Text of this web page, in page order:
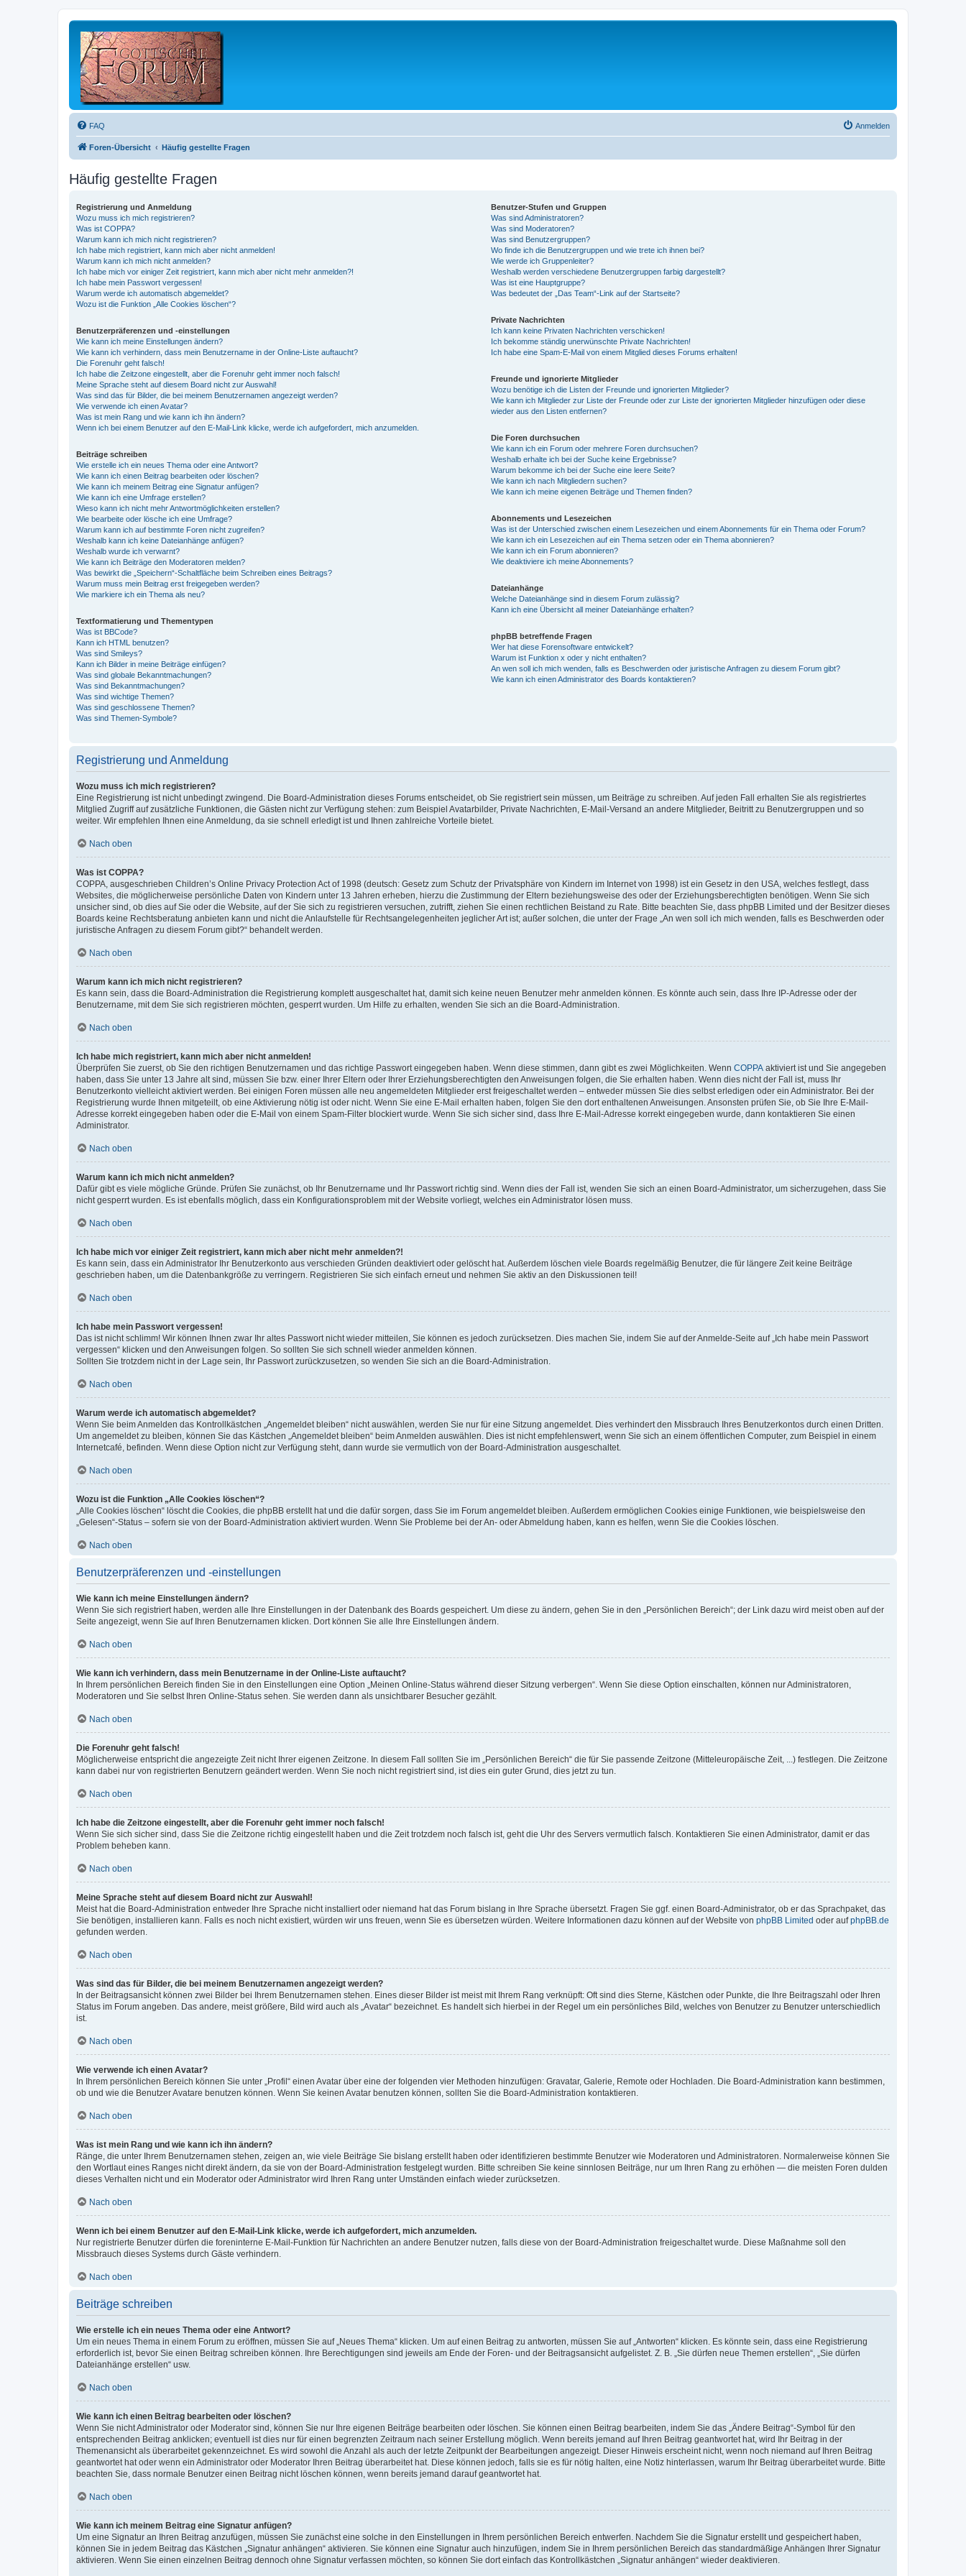
FAQ Anmelden
Foren-Übersicht Häufig gestellte Fragen
Häufig gestellte Fragen
Registrierung und Anmeldung
Wozu muss ich mich registrieren?
Was ist COPPA?
Warum kann ich mich nicht registrieren?
Ich habe mich registriert, kann mich aber nicht anmelden!
Warum kann ich mich nicht anmelden?
Ich habe mich vor einiger Zeit registriert, kann mich aber nicht mehr anmelden?!
Ich habe mein Passwort vergessen!
Warum werde ich automatisch abgemeldet?
Wozu ist die Funktion „Alle Cookies löschen“?
Benutzerpräferenzen und -einstellungen
Wie kann ich meine Einstellungen ändern?
Wie kann ich verhindern, dass mein Benutzername in der Online-Liste auftaucht?
Die Forenuhr geht falsch!
Ich habe die Zeitzone eingestellt, aber die Forenuhr geht immer noch falsch!
Meine Sprache steht auf diesem Board nicht zur Auswahl!
Was sind das für Bilder, die bei meinem Benutzernamen angezeigt werden?
Wie verwende ich einen Avatar?
Was ist mein Rang und wie kann ich ihn ändern?
Wenn ich bei einem Benutzer auf den E-Mail-Link klicke, werde ich aufgefordert, mich anzumelden.
Beiträge schreiben
Wie erstelle ich ein neues Thema oder eine Antwort?
Wie kann ich einen Beitrag bearbeiten oder löschen?
Wie kann ich meinem Beitrag eine Signatur anfügen?
Wie kann ich eine Umfrage erstellen?
Wieso kann ich nicht mehr Antwortmöglichkeiten erstellen?
Wie bearbeite oder lösche ich eine Umfrage?
Warum kann ich auf bestimmte Foren nicht zugreifen?
Weshalb kann ich keine Dateianhänge anfügen?
Weshalb wurde ich verwarnt?
Wie kann ich Beiträge den Moderatoren melden?
Was bewirkt die „Speichern“-Schaltfläche beim Schreiben eines Beitrags?
Warum muss mein Beitrag erst freigegeben werden?
Wie markiere ich ein Thema als neu?
Textformatierung und Thementypen
Was ist BBCode?
Kann ich HTML benutzen?
Was sind Smileys?
Kann ich Bilder in meine Beiträge einfügen?
Was sind globale Bekanntmachungen?
Was sind Bekanntmachungen?
Was sind wichtige Themen?
Was sind geschlossene Themen?
Was sind Themen-Symbole?
Benutzer-Stufen und Gruppen
Was sind Administratoren?
Was sind Moderatoren?
Was sind Benutzergruppen?
Wo finde ich die Benutzergruppen und wie trete ich ihnen bei?
Wie werde ich Gruppenleiter?
Weshalb werden verschiedene Benutzergruppen farbig dargestellt?
Was ist eine Hauptgruppe?
Was bedeutet der „Das Team“-Link auf der Startseite?
Private Nachrichten
Ich kann keine Privaten Nachrichten verschicken!
Ich bekomme ständig unerwünschte Private Nachrichten!
Ich habe eine Spam-E-Mail von einem Mitglied dieses Forums erhalten!
Freunde und ignorierte Mitglieder
Wozu benötige ich die Listen der Freunde und ignorierten Mitglieder?
Wie kann ich Mitglieder zur Liste der Freunde oder zur Liste der ignorierten Mitglieder hinzufügen oder diese
wieder aus den Listen entfernen?
Die Foren durchsuchen
Wie kann ich ein Forum oder mehrere Foren durchsuchen?
Weshalb erhalte ich bei der Suche keine Ergebnisse?
Warum bekomme ich bei der Suche eine leere Seite?
Wie kann ich nach Mitgliedern suchen?
Wie kann ich meine eigenen Beiträge und Themen finden?
Abonnements und Lesezeichen
Was ist der Unterschied zwischen einem Lesezeichen und einem Abonnements für ein Thema oder Forum?
Wie kann ich ein Lesezeichen auf ein Thema setzen oder ein Thema abonnieren?
Wie kann ich ein Forum abonnieren?
Wie deaktiviere ich meine Abonnements?
Dateianhänge
Welche Dateianhänge sind in diesem Forum zulässig?
Kann ich eine Übersicht all meiner Dateianhänge erhalten?
phpBB betreffende Fragen
Wer hat diese Forensoftware entwickelt?
Warum ist Funktion x oder y nicht enthalten?
An wen soll ich mich wenden, falls es Beschwerden oder juristische Anfragen zu diesem Forum gibt?
Wie kann ich einen Administrator des Boards kontaktieren?
Registrierung und Anmeldung
Wozu muss ich mich registrieren?
Eine Registrierung ist nicht unbedingt zwingend. Die Board-Administration dieses Forums entscheidet, ob Sie registriert sein müssen, um Beiträge zu schreiben. Auf jeden Fall erhalten Sie als registriertes
Mitglied Zugriff auf zusätzliche Funktionen, die Gästen nicht zur Verfügung stehen: zum Beispiel Avatarbilder, Private Nachrichten, E-Mail-Versand an andere Mitglieder, Beitritt zu Benutzergruppen und so
weiter. Wir empfehlen Ihnen eine Anmeldung, da sie schnell erledigt ist und Ihnen zahlreiche Vorteile bietet.
Nach oben
Was ist COPPA?
COPPA, ausgeschrieben Children’s Online Privacy Protection Act of 1998 (deutsch: Gesetz zum Schutz der Privatsphäre von Kindern im Internet von 1998) ist ein Gesetz in den USA, welches festlegt, dass
Websites, die möglicherweise persönliche Daten von Kindern unter 13 Jahren erheben, hierzu die Zustimmung der Eltern beziehungsweise des oder der Erziehungsberechtigten benötigen. Wenn Sie sich
unsicher sind, ob dies auf Sie oder die Website, auf der Sie sich zu registrieren versuchen, zutrifft, ziehen Sie einen rechtlichen Beistand zu Rate. Bitte beachten Sie, dass phpBB Limited und der Besitzer dieses
Boards keine Rechtsberatung anbieten kann und nicht die Anlaufstelle für Rechtsangelegenheiten jeglicher Art ist; außer solchen, die unter der Frage „An wen soll ich mich wenden, falls es Beschwerden oder
juristische Anfragen zu diesem Forum gibt?“ behandelt werden.
Nach oben
Warum kann ich mich nicht registrieren?
Es kann sein, dass die Board-Administration die Registrierung komplett ausgeschaltet hat, damit sich keine neuen Benutzer mehr anmelden können. Es könnte auch sein, dass Ihre IP-Adresse oder der
Benutzername, mit dem Sie sich registrieren möchten, gesperrt wurden. Um Hilfe zu erhalten, wenden Sie sich an die Board-Administration.
Nach oben
Ich habe mich registriert, kann mich aber nicht anmelden!
Überprüfen Sie zuerst, ob Sie den richtigen Benutzernamen und das richtige Passwort eingegeben haben. Wenn diese stimmen, dann gibt es zwei Möglichkeiten. Wenn COPPA aktiviert ist und Sie angegeben
haben, dass Sie unter 13 Jahre alt sind, müssen Sie bzw. einer Ihrer Eltern oder Ihrer Erziehungsberechtigten den Anweisungen folgen, die Sie erhalten haben. Wenn dies nicht der Fall ist, muss Ihr
Benutzerkonto vielleicht aktiviert werden. Bei einigen Foren müssen alle neu angemeldeten Mitglieder erst freigeschaltet werden – entweder müssen Sie dies selbst erledigen oder ein Administrator. Bei der
Registrierung wurde Ihnen mitgeteilt, ob eine Aktivierung nötig ist oder nicht. Wenn Sie eine E-Mail erhalten haben, folgen Sie den dort enthaltenen Anweisungen. Ansonsten prüfen Sie, ob Sie Ihre E-Mail-
Adresse korrekt eingegeben haben oder die E-Mail von einem Spam-Filter blockiert wurde. Wenn Sie sich sicher sind, dass Ihre E-Mail-Adresse korrekt eingegeben wurde, dann kontaktieren Sie einen
Administrator.
Nach oben
Warum kann ich mich nicht anmelden?
Dafür gibt es viele mögliche Gründe. Prüfen Sie zunächst, ob Ihr Benutzername und Ihr Passwort richtig sind. Wenn dies der Fall ist, wenden Sie sich an einen Board-Administrator, um sicherzugehen, dass Sie
nicht gesperrt wurden. Es ist ebenfalls möglich, dass ein Konfigurationsproblem mit der Website vorliegt, welches ein Administrator lösen muss.
Nach oben
Ich habe mich vor einiger Zeit registriert, kann mich aber nicht mehr anmelden?!
Es kann sein, dass ein Administrator Ihr Benutzerkonto aus verschieden Gründen deaktiviert oder gelöscht hat. Außerdem löschen viele Boards regelmäßig Benutzer, die für längere Zeit keine Beiträge
geschrieben haben, um die Datenbankgröße zu verringern. Registrieren Sie sich einfach erneut und nehmen Sie aktiv an den Diskussionen teil!
Nach oben
Ich habe mein Passwort vergessen!
Das ist nicht schlimm! Wir können Ihnen zwar Ihr altes Passwort nicht wieder mitteilen, Sie können es jedoch zurücksetzen. Dies machen Sie, indem Sie auf der Anmelde-Seite auf „Ich habe mein Passwort
vergessen“ klicken und den Anweisungen folgen. So sollten Sie sich schnell wieder anmelden können.
Sollten Sie trotzdem nicht in der Lage sein, Ihr Passwort zurückzusetzen, so wenden Sie sich an die Board-Administration.
Nach oben
Warum werde ich automatisch abgemeldet?
Wenn Sie beim Anmelden das Kontrollkästchen „Angemeldet bleiben“ nicht auswählen, werden Sie nur für eine Sitzung angemeldet. Dies verhindert den Missbrauch Ihres Benutzerkontos durch einen Dritten.
Um angemeldet zu bleiben, können Sie das Kästchen „Angemeldet bleiben“ beim Anmelden auswählen. Dies ist nicht empfehlenswert, wenn Sie sich an einem öffentlichen Computer, zum Beispiel in einem
Internetcafé, befinden. Wenn diese Option nicht zur Verfügung steht, dann wurde sie vermutlich von der Board-Administration ausgeschaltet.
Nach oben
Wozu ist die Funktion „Alle Cookies löschen“?
„Alle Cookies löschen“ löscht die Cookies, die phpBB erstellt hat und die dafür sorgen, dass Sie im Forum angemeldet bleiben. Außerdem ermöglichen Cookies einige Funktionen, wie beispielsweise den
„Gelesen“-Status – sofern sie von der Board-Administration aktiviert wurden. Wenn Sie Probleme bei der An- oder Abmeldung haben, kann es helfen, wenn Sie die Cookies löschen.
Nach oben
Benutzerpräferenzen und -einstellungen
Wie kann ich meine Einstellungen ändern?
Wenn Sie sich registriert haben, werden alle Ihre Einstellungen in der Datenbank des Boards gespeichert. Um diese zu ändern, gehen Sie in den „Persönlichen Bereich“; der Link dazu wird meist oben auf der
Seite angezeigt, wenn Sie auf Ihren Benutzernamen klicken. Dort können Sie alle Ihre Einstellungen ändern.
Nach oben
Wie kann ich verhindern, dass mein Benutzername in der Online-Liste auftaucht?
In Ihrem persönlichen Bereich finden Sie in den Einstellungen eine Option „Meinen Online-Status während dieser Sitzung verbergen“. Wenn Sie diese Option einschalten, können nur Administratoren,
Moderatoren und Sie selbst Ihren Online-Status sehen. Sie werden dann als unsichtbarer Besucher gezählt.
Nach oben
Die Forenuhr geht falsch!
Möglicherweise entspricht die angezeigte Zeit nicht Ihrer eigenen Zeitzone. In diesem Fall sollten Sie im „Persönlichen Bereich“ die für Sie passende Zeitzone (Mitteleuropäische Zeit, ...) festlegen. Die Zeitzone
kann dabei nur von registrierten Benutzern geändert werden. Wenn Sie noch nicht registriert sind, ist dies ein guter Grund, dies jetzt zu tun.
Nach oben
Ich habe die Zeitzone eingestellt, aber die Forenuhr geht immer noch falsch!
Wenn Sie sich sicher sind, dass Sie die Zeitzone richtig eingestellt haben und die Zeit trotzdem noch falsch ist, geht die Uhr des Servers vermutlich falsch. Kontaktieren Sie einen Administrator, damit er das
Problem beheben kann.
Nach oben
Meine Sprache steht auf diesem Board nicht zur Auswahl!
Meist hat die Board-Administration entweder Ihre Sprache nicht installiert oder niemand hat das Forum bislang in Ihre Sprache übersetzt. Fragen Sie ggf. einen Board-Administrator, ob er das Sprachpaket, das
Sie benötigen, installieren kann. Falls es noch nicht existiert, würden wir uns freuen, wenn Sie es übersetzen würden. Weitere Informationen dazu können auf der Website von phpBB Limited oder aufphpBB.de
gefunden werden.
Nach oben
Was sind das für Bilder, die bei meinem Benutzernamen angezeigt werden?
In der Beitragsansicht können zwei Bilder bei Ihrem Benutzernamen stehen. Eines dieser Bilder ist meist mit Ihrem Rang verknüpft: Oft sind dies Sterne, Kästchen oder Punkte, die Ihre Beitragszahl oder Ihren
Status im Forum angeben. Das andere, meist größere, Bild wird auch als „Avatar“ bezeichnet. Es handelt sich hierbei in der Regel um ein persönliches Bild, welches von Benutzer zu Benutzer unterschiedlich
ist.
Nach oben
Wie verwende ich einen Avatar?
In Ihrem persönlichen Bereich können Sie unter „Profil“ einen Avatar über eine der folgenden vier Methoden hinzufügen: Gravatar, Galerie, Remote oder Hochladen. Die Board-Administration kann bestimmen,
ob und wie die Benutzer Avatare benutzen können. Wenn Sie keinen Avatar benutzen können, sollten Sie die Board-Administration kontaktieren.
Nach oben
Was ist mein Rang und wie kann ich ihn ändern?
Ränge, die unter Ihrem Benutzernamen stehen, zeigen an, wie viele Beiträge Sie bislang erstellt haben oder identifizieren bestimmte Benutzer wie Moderatoren und Administratoren. Normalerweise können Sie
den Wortlaut eines Ranges nicht direkt ändern, da sie von der Board-Administration festgelegt wurden. Bitte schreiben Sie keine sinnlosen Beiträge, nur um Ihren Rang zu erhöhen — die meisten Foren dulden
dieses Verhalten nicht und ein Moderator oder Administrator wird Ihren Rang unter Umständen einfach wieder zurücksetzen.
Nach oben
Wenn ich bei einem Benutzer auf den E-Mail-Link klicke, werde ich aufgefordert, mich anzumelden.
Nur registrierte Benutzer dürfen die foreninterne E-Mail-Funktion für Nachrichten an andere Benutzer nutzen, falls diese von der Board-Administration freigeschaltet wurde. Diese Maßnahme soll den
Missbrauch dieses Systems durch Gäste verhindern.
Nach oben
Beiträge schreiben
Wie erstelle ich ein neues Thema oder eine Antwort?
Um ein neues Thema in einem Forum zu eröffnen, müssen Sie auf „Neues Thema“ klicken. Um auf einen Beitrag zu antworten, müssen Sie auf „Antworten“ klicken. Es könnte sein, dass eine Registrierung
erforderlich ist, bevor Sie einen Beitrag schreiben können. Ihre Berechtigungen sind jeweils am Ende der Foren- und der Beitragsansicht aufgelistet. Z. B. „Sie dürfen neue Themen erstellen“, „Sie dürfen
Dateianhänge erstellen“ usw.
Nach oben
Wie kann ich einen Beitrag bearbeiten oder löschen?
Wenn Sie nicht Administrator oder Moderator sind, können Sie nur Ihre eigenen Beiträge bearbeiten oder löschen. Sie können einen Beitrag bearbeiten, indem Sie das „Ändere Beitrag“-Symbol für den
entsprechenden Beitrag anklicken; eventuell ist dies nur für einen begrenzten Zeitraum nach seiner Erstellung möglich. Wenn bereits jemand auf Ihren Beitrag geantwortet hat, wird Ihr Beitrag in der
Themenansicht als überarbeitet gekennzeichnet. Es wird sowohl die Anzahl als auch der letzte Zeitpunkt der Bearbeitungen angezeigt. Dieser Hinweis erscheint nicht, wenn noch niemand auf Ihren Beitrag
geantwortet hat oder wenn ein Administrator oder Moderator Ihren Beitrag überarbeitet hat. Diese können jedoch, falls sie es für nötig halten, eine Notiz hinterlassen, warum Ihr Beitrag überarbeitet wurde. Bitte
beachten Sie, dass normale Benutzer einen Beitrag nicht löschen können, wenn bereits jemand darauf geantwortet hat.
Nach oben
Wie kann ich meinem Beitrag eine Signatur anfügen?
Um eine Signatur an Ihren Beitrag anzufügen, müssen Sie zunächst eine solche in den Einstellungen in Ihrem persönlichen Bereich entwerfen. Nachdem Sie die Signatur erstellt und gespeichert haben,
können Sie in jedem Beitrag das Kästchen „Signatur anhängen“ aktivieren. Sie können eine Signatur auch hinzufügen, indem Sie in Ihrem persönlichen Bereich das standardmäßige Anhängen Ihrer Signatur
aktivieren. Wenn Sie einen einzelnen Beitrag dennoch ohne Signatur verfassen möchten, so können Sie dort einfach das Kontrollkästchen „Signatur anhängen“ wieder deaktivieren.